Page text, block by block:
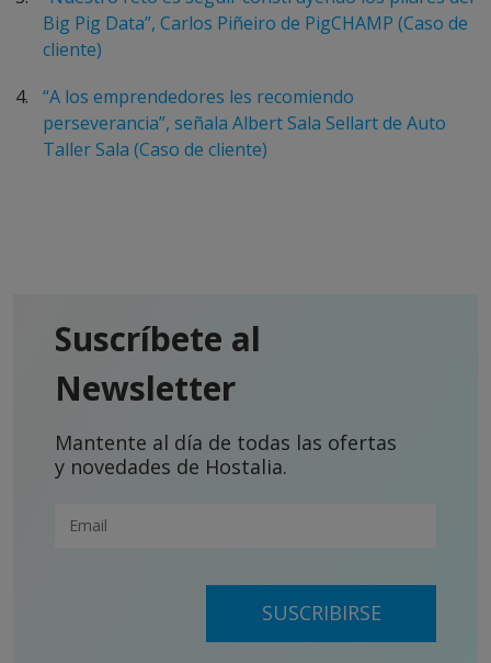
Big Pig Data”, Carlos Piñeiro de PigCHAMP (Caso de
cliente)
“A los emprendedores les recomiendo
perseverancia”, señala Albert Sala Sellart de Auto
Taller Sala (Caso de cliente)
Suscríbete al
Newsletter
Mantente al día de todas las ofertas
y novedades de Hostalia.
SUSCRIBIRSE